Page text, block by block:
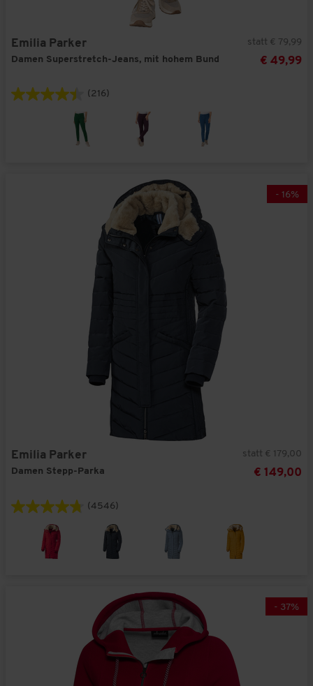
Emilia Parker
Damen Superstretch-Jeans, mit hohem Bund
statt € 79,99
€ 49,99
(216)
- 16%
Emilia Parker
Damen Stepp-Parka
statt € 179,00
€ 149,00
(4546)
- 37%